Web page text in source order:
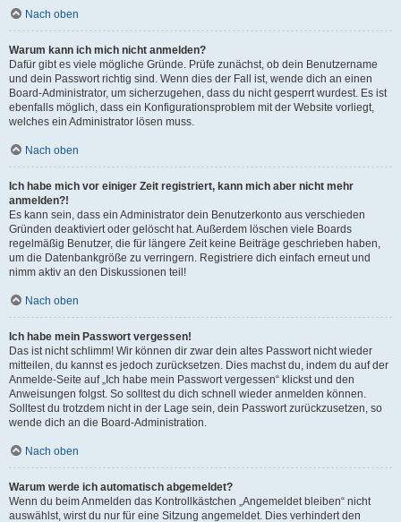
Nach oben
Warum kann ich mich nicht anmelden?
Dafür gibt es viele mögliche Gründe. Prüfe zunächst, ob dein Benutzername
und dein Passwort richtig sind. Wenn dies der Fall ist, wende dich an einen
Board-Administrator, um sicherzugehen, dass du nicht gesperrt wurdest. Es ist
ebenfalls möglich, dass ein Konfigurationsproblem mit der Website vorliegt,
welches ein Administrator lösen muss.
Nach oben
Ich habe mich vor einiger Zeit registriert, kann mich aber nicht mehr
anmelden?!
Es kann sein, dass ein Administrator dein Benutzerkonto aus verschieden
Gründen deaktiviert oder gelöscht hat. Außerdem löschen viele Boards
regelmäßig Benutzer, die für längere Zeit keine Beiträge geschrieben haben,
um die Datenbankgröße zu verringern. Registriere dich einfach erneut und
nimm aktiv an den Diskussionen teil!
Nach oben
Ich habe mein Passwort vergessen!
Das ist nicht schlimm! Wir können dir zwar dein altes Passwort nicht wieder
mitteilen, du kannst es jedoch zurücksetzen. Dies machst du, indem du auf der
Anmelde-Seite auf „Ich habe mein Passwort vergessen“ klickst und den
Anweisungen folgst. So solltest du dich schnell wieder anmelden können.
Solltest du trotzdem nicht in der Lage sein, dein Passwort zurückzusetzen, so
wende dich an die Board-Administration.
Nach oben
Warum werde ich automatisch abgemeldet?
Wenn du beim Anmelden das Kontrollkästchen „Angemeldet bleiben“ nicht
auswählst, wirst du nur für eine Sitzung angemeldet. Dies verhindert den